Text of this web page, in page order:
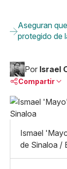
Aseguran
protegido de
Por Israel
Compartir
Linkedin
X
Whatsapp
Copiar
Ismael
de Sinaloa /